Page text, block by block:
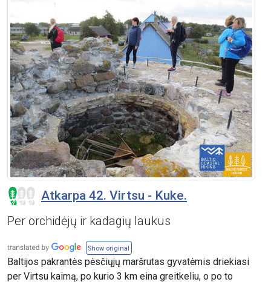
Atkarpa 42. Virtsu - Kuke.
Per orchidėjų ir kadagių laukus
Show original
Baltijos pakrantės pėsčiųjų maršrutas gyvatėmis driekiasi
per Virtsu kaimą, po kurio 3 km eina greitkeliu, o po to